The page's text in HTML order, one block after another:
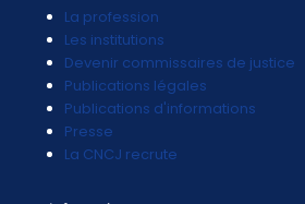
La profession
Les institutions
Devenir commissaires de justice
Publications légales
Publications d'informations
Presse
La CNCJ recrute